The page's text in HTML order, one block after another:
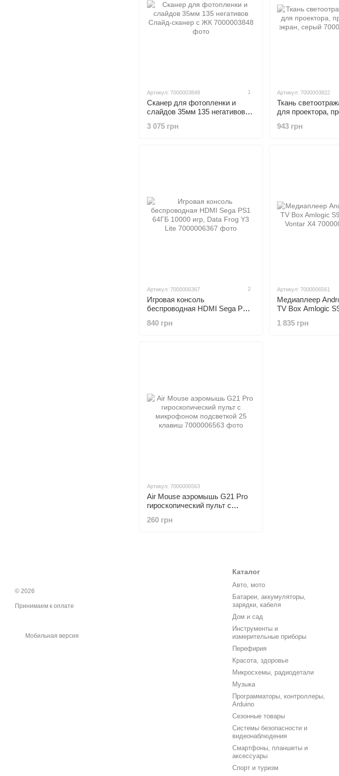
Артикул: 7000003848 1
Сканер для фотопленки и
слайдов 35мм 135 негативов
3 075 грн
Артикул: 7000003822
Ткань
для проектора,
943 грн
Артикул: 7000006367 2
Игровая консоль
беспроводная HDMI Sega PS1
Lite
840 грн
Артикул: 7000006561
Медиаплеер
TV Box Amlogic
1 835 грн
Артикул: 7000006563
Air Mouse аэромышь G21 Pro
гироскопический пульт с
клавиш
260 грн
© 2026
Принимаем к оплате
Мобильная версия
Каталог
Авто, мото
Батареи, аккумуляторы,
зарядки, кабеля
Дом и сад
Инструменты и
измерительные приборы
Перефирия
Красота, здоровье
Микросхемы, радиодетали
Музыка
Программаторы, контроллеры,
Arduino
Сезонные товары
Системы безопасности и
видеонаблюдения
Смартфоны, планшеты и
аксессуары
Спорт и туризм